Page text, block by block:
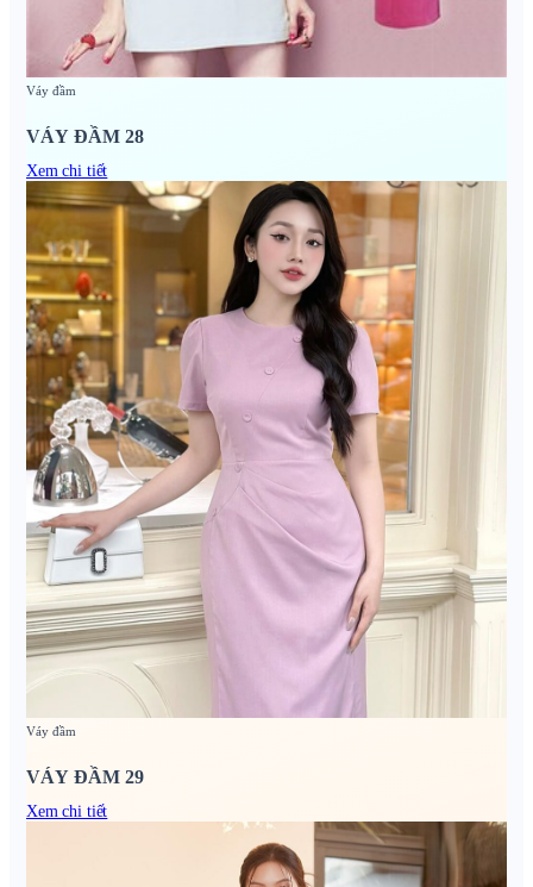
Váy đầm
VÁY ĐẦM 28
Xem chi tiết
Váy đầm
VÁY ĐẦM 29
Xem chi tiết